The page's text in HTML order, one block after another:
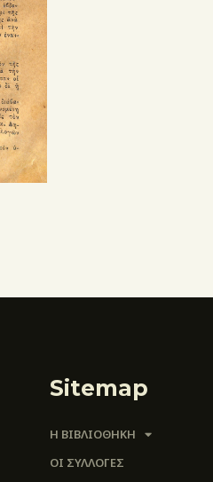
Sitemap
Η ΒΙΒΛΙΟΘΗΚΗ
ΟΙ ΣΥΛΛΟΓΈΣ